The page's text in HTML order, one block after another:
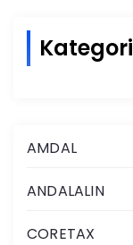
Kategori
AMDAL
ANDALALIN
CORETAX